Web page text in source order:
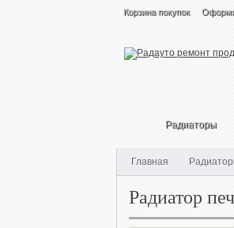
Корзина покупок
Радиаторы
Главная
Радиатор